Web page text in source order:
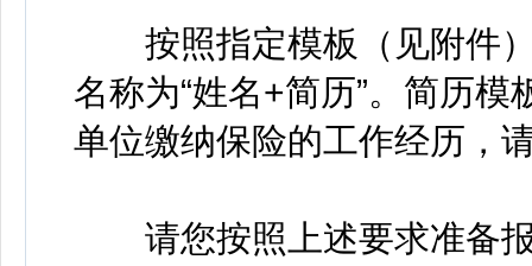
按照指定模板（见附件）
名称为“姓名+简历”。简历模
单位缴纳保险的工作经历，
请您按照上述要求准备报